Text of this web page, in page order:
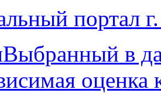
портал
Выбранный в
оценка